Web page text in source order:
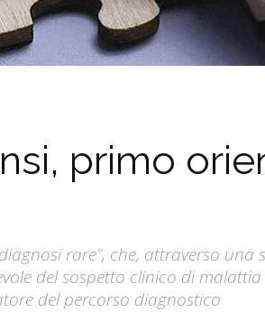
primo
rare”, che, attraverso
del sospetto clinico di
del percorso diagnostico